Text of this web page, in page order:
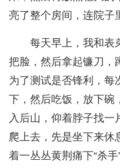
亮了整个房间，连院子
每天早上，我和表
把脸，然后拿起镰刀，
为了测试是否锋利，每
下，然后吃饭，放下碗
入后山，仰着脖子找一
爬上去，先是坐下来休
着一丛丛黄荆痛下“杀手”